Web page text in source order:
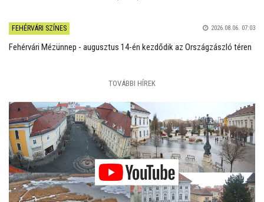
FEHÉRVÁRI SZÍNES 2026.08.06. 07:03
Fehérvári Mézünnep - augusztus 14-én kezdődik az Országzászló téren
TOVÁBBI HÍREK